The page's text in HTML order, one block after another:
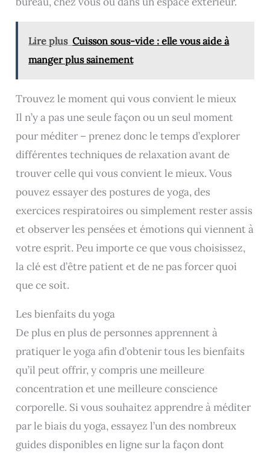
Lire plus Cuisson sous-vide : elle vous aide à
manger plus sainement
Trouvez le moment qui vous convient le mieux
Il n’y a pas une seule façon ou un seul moment
pour méditer – prenez donc le temps d’explorer
différentes techniques de relaxation avant de
trouver celle qui vous convient le mieux. Vous
pouvez essayer des postures de yoga, des
exercices respiratoires ou simplement rester assis
et observer les pensées et émotions qui viennent à
votre esprit. Peu importe ce que vous choisissez,
la clé est d’être patient et de ne pas forcer quoi
que ce soit.
Les bienfaits du yoga
De plus en plus de personnes apprennent à
pratiquer le yoga afin d’obtenir tous les bienfaits
qu’il peut offrir, y compris une meilleure
concentration et une meilleure conscience
corporelle. Si vous souhaitez apprendre à méditer
par le biais du yoga, essayez l’un des nombreux
guides disponibles en ligne sur la façon dont